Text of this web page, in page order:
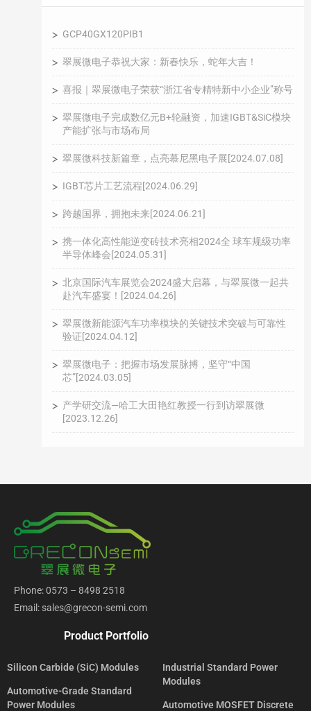
GCP40GX120PIB1
翠展微电子恭祝大家：新春快乐，蛇年大吉！
喜报｜翠展微电子荣获“浙江省专精特新中小企业”称号
翠展微电子完成数亿元B+轮融资，加速IGBT&SiC模块
产能扩张与市场布局
翠展微科技新篇章，点亮慕尼黑电子展[2024.07.08]
IGBT芯片工艺流程[2024.06.29]
跨越国界，拥抱未来[2024.06.21]
携一体化高性能逆变砖技术亮相2024全 球车规级功率
半导体峰会[2024.05.31]
北京国际汽车展览会2024盛大启幕，与翠展微一起共
赴汽车盛宴！[2024.04.26]
翠展微新能源汽车功率模块的关键技术突破与可靠性
验证[2024.04.12]
翠展微电子：把握市场发展脉搏，坚守“中国
芯”[2024.03.05]
产学研交流—哈工大田艳红教授一行到访翠展微
[2023.12.26]
Phone: 0573 – 8498 2518
Email: sales@grecon-semi.com
Product Portfolio
Silicon Carbide (SiC) Modules
Automotive-Grade Standard
Power Modules
Industrial Standard Power
Modules
Automotive MOSFET Discrete